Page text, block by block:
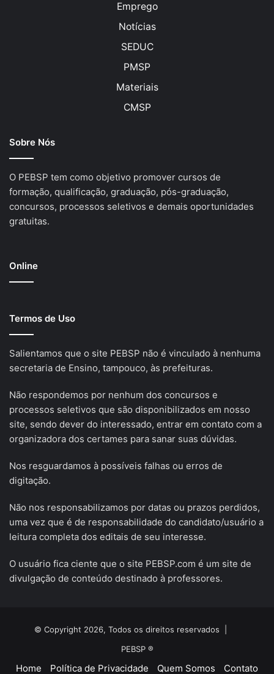
Emprego
Notícias
SEDUC
PMSP
Materiais
CMSP
Sobre Nós
O PEBSP tem como objetivo promover cursos de
formação, qualificação, graduação, pós-graduação,
concursos, processos seletivos e demais oportunidades
gratuitas.
Online
Termos de Uso
Salientamos que o site PEBSP não é vinculado à nenhuma
secretaria de Ensino, tampouco, às prefeituras.
Não respondemos por nenhum dos concursos e
processos seletivos que são disponibilizados em nosso
site, sendo dever do interessado, entrar em contato com a
organizadora dos certames para sanar suas dúvidas.
Nos resguardamos à possíveis falhas ou erros de
digitação.
Não nos responsabilizamos por datas ou prazos perdidos,
uma vez que é de responsabilidade do candidato/usuário a
leitura completa dos editais de seu interesse.
O usuário fica ciente que o site PEBSP.com é um site de
divulgação de conteúdo destinado à professores.
© Copyright 2026, Todos os direitos reservados |
PEBSP ®
Home Política de Privacidade Quem Somos Contato